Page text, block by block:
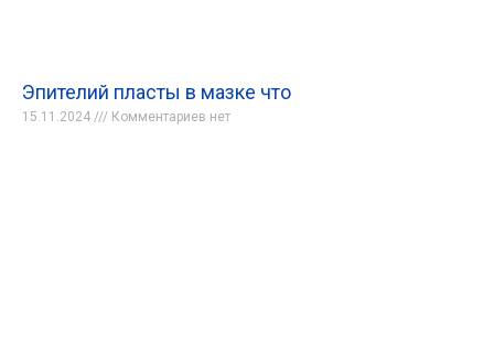
Эпителий пласты в мазке что
15.11.2024 Комментариев нет